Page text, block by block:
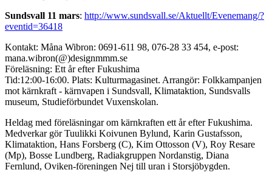
Sundsvall 11 mars: http://www.sundsvall.se/Aktuellt/Evenemang/?
eventid=36418
Kontakt: Måna Wibron: 0691-611 98, 076-28 33 454, e-post:
mana.wibron(@)designmmm.se
Föreläsning: Ett år efter Fukushima
Tid:12:00-16:00. Plats: Kulturmagasinet. Arrangör: Folkkampanjen
mot kärnkraft - kärnvapen i Sundsvall, Klimataktion, Sundsvalls
museum, Studieförbundet Vuxenskolan.
Heldag med föreläsningar om kärnkraften ett år efter Fukushima.
Medverkar gör Tuulikki Koivunen Bylund, Karin Gustafsson,
Klimataktion, Hans Forsberg (C), Kim Ottosson (V), Roy Resare
(Mp), Bosse Lundberg, Radiakgruppen Nordanstig, Diana
Fernlund, Oviken-föreningen Nej till uran i Storsjöbygden.